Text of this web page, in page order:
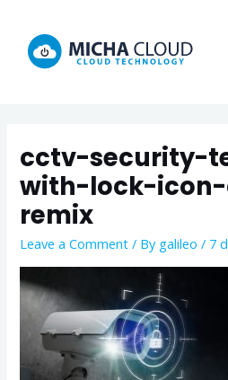
content
cctv-security-
with-lock-
remix
Leave a Comment / By galileo/ 7